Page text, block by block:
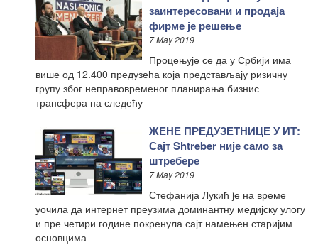
заинтересовани и продаја
фирме је решење
7 May 2019
Процењује се да у Србији има
више од 12.400 предузећа која представљају ризичну
групу због неправовременог планирања бизнис
трансфера на следећу
ЖЕНЕ ПРЕДУЗЕТНИЦЕ У ИТ:
Сајт Shtreber није само за
штребере
7 May 2019
Стефанија Лукић jе на време
уочила да интернет преузима доминантну медијску улогу
и пре четири године покренула сајт намењен старијим
основцима